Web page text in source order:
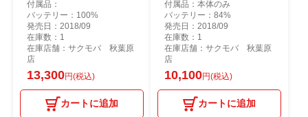
付属品：
バッテリー：100%
発売日：2018/09
在庫数：1
在庫店舗：サクモバ 秋葉原
店
13,300円(税込)
カートに追加
付属品：本体のみ
バッテリー：84%
発売日：2018/09
在庫数：1
在庫店舗：サクモバ 秋葉原
店
10,100円(税込)
カートに追加